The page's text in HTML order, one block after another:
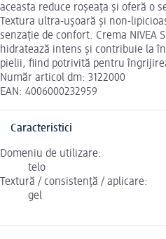
aceasta reduce roșeața și oferă o
Textura ultra-ușoară și non-
senzație de confort. Crema NIVEA
hidratează intens și contribuie la
pielii, fiind potrivită pentru
Număr articol dm: 3122000
EAN: 4006000232959
Caracteristici
Domeniu de utilizare:
telo
Textură / consistență / aplicare:
gel